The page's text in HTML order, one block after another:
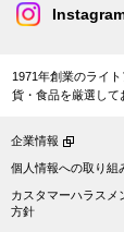
1971年創業のライ
貨・食品を厳選して
企業情報
個人情報への取り組
カスタマーハラスメ
方針